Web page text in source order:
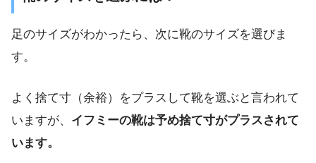
足のサイズがわかったら、次に靴のサイズを選びま
す。
よく捨て寸（余裕）をプラスして靴を選ぶと言われて
いますが、 イフミーの靴は予め捨て寸がプラスされて
います。